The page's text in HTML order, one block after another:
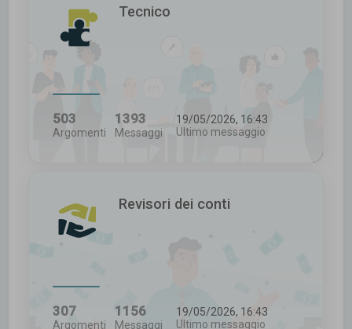
Tecnico
503
Argomenti
1393
Messaggi
19/05/2026, 16:43
Ultimo messaggio
Revisori dei conti
307
Argomenti
1156
Messaggi
19/05/2026, 16:43
Ultimo messaggio